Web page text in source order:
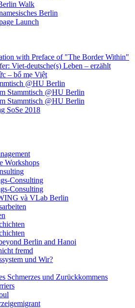
Walk
Berlin
Launch
with Preface of "The Border Within"
Viet-deutsche(s) Leben – erzählt
– bố mẹ Việt
@HU Berlin
Stammtisch @HU Berlin
Stammtisch @HU Berlin
SoSe 2018
Workshops
Consulting
Consulting
và VLab Berlin
Berlin and Hanoi
fremd
und Wir?
Schmerzes und Zurückkommens